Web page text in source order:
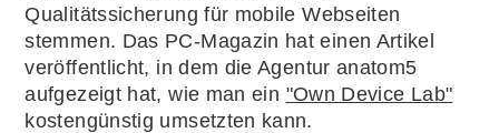
Qualitätssicherung für mobile Webseiten
stemmen. Das PC-Magazin hat einen Artikel
veröffentlicht, in dem die Agentur anatom5
aufgezeigt hat, wie man ein "Own Device Lab"
kostengünstig umsetzten kann.